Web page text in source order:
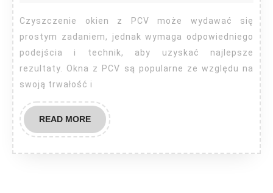
z
PCV?
Czyszczenie okien z PCV może wydawać się
prostym zadaniem, jednak wymaga odpowiedniego
podejścia i technik, aby uzyskać najlepsze
rezultaty. Okna z PCV są popularne ze względu na
swoją trwałość i
READ MOREREAD
MORE